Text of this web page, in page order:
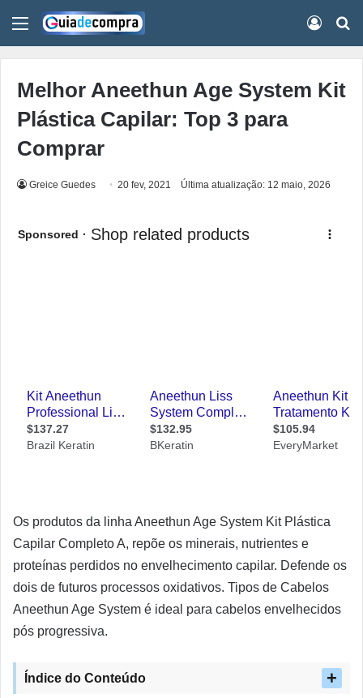
Menu
Melhor Aneethun Age System Kit
Plástica Capilar: Top 3 para
Comprar
Greice Guedes 20 fev, 2021 Última atualização: 12 maio, 2026
Os produtos da linha Aneethun Age System Kit Plástica
Capilar Completo A, repõe os minerais, nutrientes e
proteínas perdidos no envelhecimento capilar. Defende os
dois de futuros processos oxidativos. Tipos de Cabelos
Aneethun Age System é ideal para cabelos envelhecidos
pós progressiva.
Índice do Conteúdo